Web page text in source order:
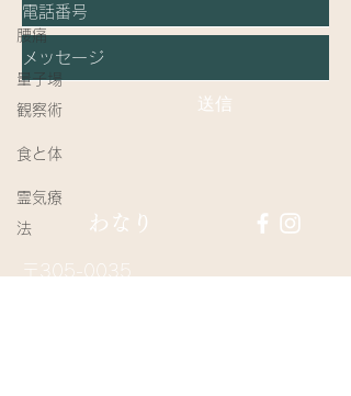
腰痛
量子場
観察術
食と体
霊気療
法
送信
​わなり
〒305-0035